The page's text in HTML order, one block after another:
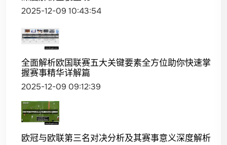
2025-12-09 10:43:54
全面解析欧国联赛五大关键要素全方位助你快速掌
握赛事精华详解篇
2025-12-09 09:12:39
欧冠与欧联第三名对决分析及其赛事意义深度解析